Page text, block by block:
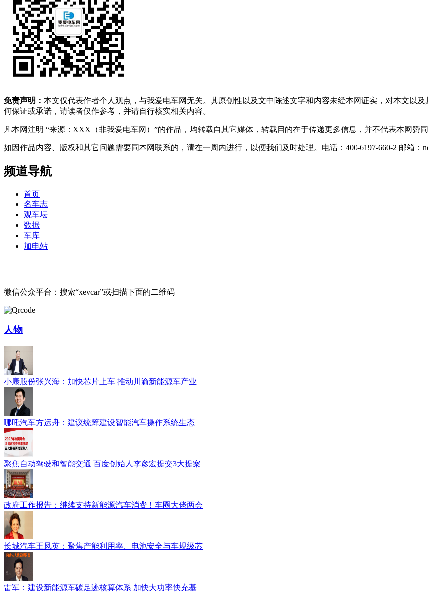
免责声明： 本文仅代表作者个人观点，与我爱电车网无关。其原创性以及文中陈述文字和内容未经本网证实，对本文以
何保证或承诺，请读者仅作参考，并请自行核实相关内容。
凡本网注明 “来源：XXX（非我爱电车网）”的作品，均转载自其它媒体，转载目的在于传递更多信息，并不代表本网赞
如因作品内容、版权和其它问题需要同本网联系的，请在一周内进行，以便我们及时处理。电话：400-6197-660-2 邮箱：
频道导航
首页
名车志
观车坛
数据
车库
加电站
微信公众平台：搜索“xevcar”或扫描下面的二维码
人物
小康股份张兴海：加快芯片上车 推动川渝新能源车产业
哪吒汽车方运舟：建议统筹建设智能汽车操作系统生态
聚焦自动驾驶和智能交通 百度创始人李彦宏提交3大提案
政府工作报告：继续支持新能源汽车消费！车圈大佬两会
长城汽车王凤英：聚焦产能利用率、电池安全与车规级芯
雷军：建设新能源车碳足迹核算体系 加快大功率快充基